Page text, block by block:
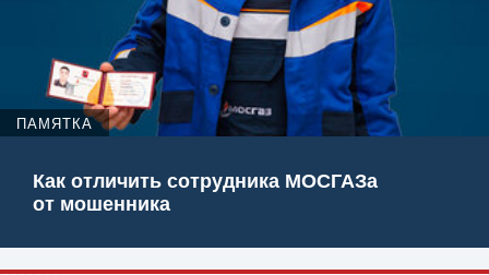
ПАМЯТКА
Как отличить сотрудника МОСГАЗа
от мошенника